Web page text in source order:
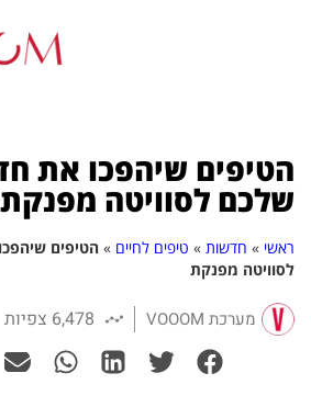
הטיפים שיהפכו את
שלכם לסוויטה מפנקת
ראשי » חדשות » טיפים לחיים » הטיפים
לסוויטה מפנקת
מערכת VOOOM 6,478 צפיות